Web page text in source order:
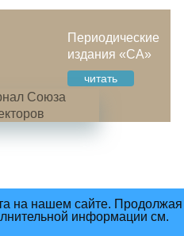
Периодические
издания «СА»
читать
на нашем сайте. Продолжая
информации см.